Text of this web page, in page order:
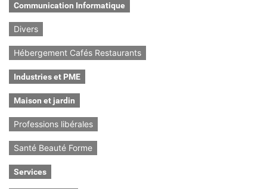
Communication Informatique
Divers
Hébergement Cafés Restaurants
Industries et PME
Maison et jardin
Professions libérales
Santé Beauté Forme
Services